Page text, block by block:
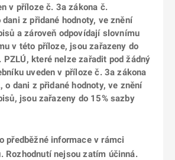
v příloze č. 3a zákona č.
z přidané hodnoty, ve znění
a zároveň odpovídají slovnímu
v této příloze, jsou zařazeny do
PZLÚ, které nelze zařadit pod žádný
uveden v příloze č. 3a zákona
dani z přidané hodnoty, ve znění
jsou zařazeny do 15% sazby
předběžné informace v rámci
Rozhodnutí nejsou zatím účinná.